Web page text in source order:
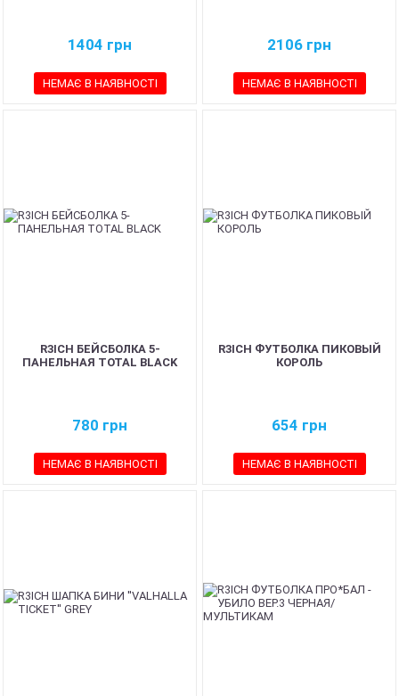
1404 грн
НЕМАЄ В НАЯВНОСТІ
2106 грн
НЕМАЄ В НАЯВНОСТІ
R3ICH БЕЙСБОЛКА 5-
ПАНЕЛЬНАЯ TOTAL BLACK
780 грн
НЕМАЄ В НАЯВНОСТІ
R3ICH ФУТБОЛКА ПИКОВЫЙ
КОРОЛЬ
654 грн
НЕМАЄ В НАЯВНОСТІ